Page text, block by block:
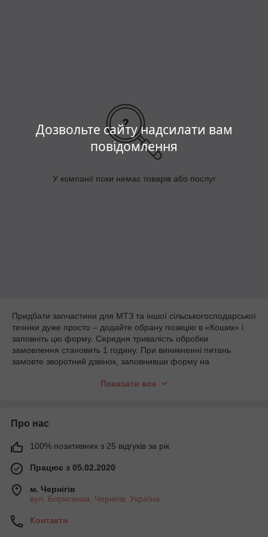
Дозвольте сайту надсилати вам
повідомлення
У компанії поки немає товарів або послуг
Придбати запчастини для МТЗ та іншої сільськогосподарської
техніки дуже просто – додайте обрану позицію в «Кошик» і
заповніть цю форму. Середня тривалість обробки
замовлення становить 1 годину. При виникненні питань
замовте зворотний дзвінок, заповнивши форму на
надасть потрібну інформацію.
Показати все
Про нас
100% позитивних з 25 відгуків за рік
Працює з 05.02.2020
м. Чернігів
вул. Борисенка, Чернігів, Україна
Контакти